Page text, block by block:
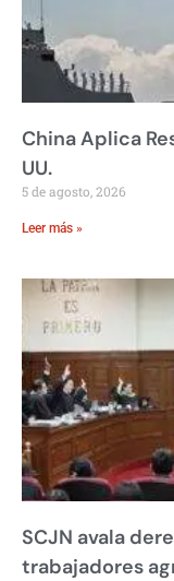
China Aplica
UU.
5 de agosto, 2026
Leer más »
SCJN avala
trabajadores